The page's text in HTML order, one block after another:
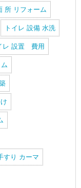
所 リフォーム
トイレ 設備 水洗
レ 設置 費用
すり カーマ